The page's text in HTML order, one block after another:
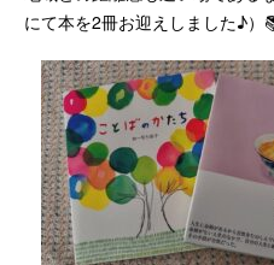
にて本を2冊お迎えしました♪）